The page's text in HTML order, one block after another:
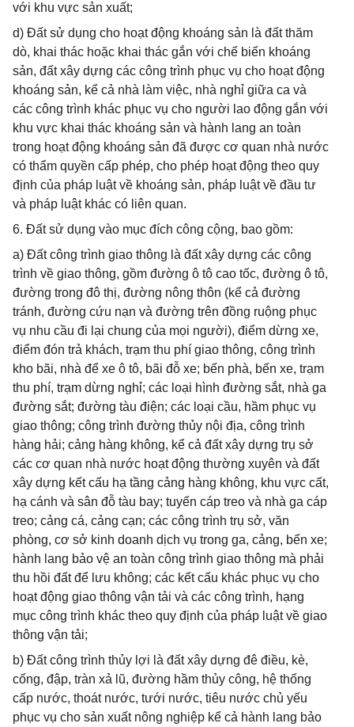
với khu vực sản xuất;
d) Đất sử dụng cho hoạt động khoáng sản là đất thăm
dò, khai thác hoặc khai thác gắn với chế biến khoáng
sản, đất xây dựng các công trình phục vụ cho hoạt động
khoáng sản, kể cả nhà làm việc, nhà nghỉ giữa ca và
các công trình khác phục vụ cho người lao động gắn với
khu vực khai thác khoáng sản và hành lang an toàn
trong hoạt động khoáng sản đã được cơ quan nhà nước
có thẩm quyền cấp phép, cho phép hoạt động theo quy
định của pháp luật về khoáng sản, pháp luật về đầu tư
và pháp luật khác có liên quan.
6. Đất sử dụng vào mục đích công cộng, bao gồm:
a) Đất công trình giao thông là đất xây dựng các công
trình về giao thông, gồm đường ô tô cao tốc, đường ô tô,
đường trong đô thị, đường nông thôn (kể cả đường
tránh, đường cứu nạn và đường trên đồng ruộng phục
vụ nhu cầu đi lại chung của mọi người), điểm dừng xe,
điểm đón trả khách, trạm thu phí giao thông, công trình
kho bãi, nhà để xe ô tô, bãi đỗ xe; bến phà, bến xe, trạm
thu phí, trạm dừng nghỉ; các loại hình đường sắt, nhà ga
đường sắt; đường tàu điện; các loại cầu, hầm phục vụ
giao thông; công trình đường thủy nội địa, công trình
hàng hải; cảng hàng không, kể cả đất xây dựng trụ sở
các cơ quan nhà nước hoạt động thường xuyên và đất
xây dựng kết cấu hạ tầng cảng hàng không, khu vực cất,
hạ cánh và sân đỗ tàu bay; tuyến cáp treo và nhà ga cáp
treo; cảng cá, cảng cạn; các công trình trụ sở, văn
phòng, cơ sở kinh doanh dịch vụ trong ga, cảng, bến xe;
hành lang bảo vệ an toàn công trình giao thông mà phải
thu hồi đất để lưu không; các kết cấu khác phục vụ cho
hoạt động giao thông vận tải và các công trình, hạng
mục công trình khác theo quy định của pháp luật về giao
thông vận tải;
b) Đất công trình thủy lợi là đất xây dựng đê điều, kè,
cống, đập, tràn xả lũ, đường hầm thủy công, hệ thống
cấp nước, thoát nước, tưới nước, tiêu nước chủ yếu
phục vụ cho sản xuất nông nghiệp kể cả hành lang bảo